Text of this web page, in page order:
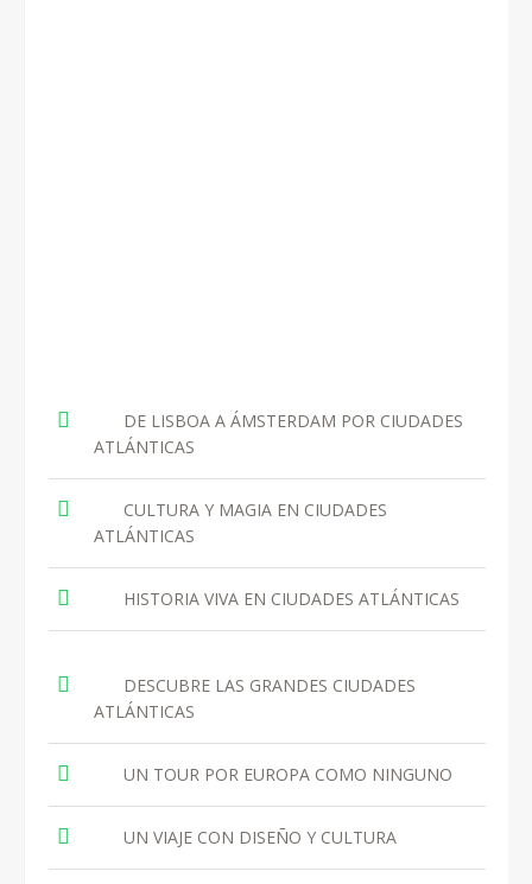
DE LISBOA A ÁMSTERDAM POR CIUDADES
ATLÁNTICAS
CULTURA Y MAGIA EN CIUDADES
ATLÁNTICAS
HISTORIA VIVA EN CIUDADES ATLÁNTICAS
DESCUBRE LAS GRANDES CIUDADES
ATLÁNTICAS
UN TOUR POR EUROPA COMO NINGUNO
UN VIAJE CON DISEÑO Y CULTURA